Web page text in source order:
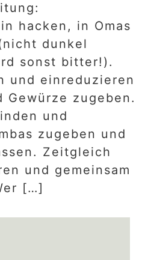
hacken, in Omas
dunkel
sonst bitter!).
und einreduzieren
Gewürze zugeben.
und
zugeben und
Zeitgleich
und gemeinsam
[…]